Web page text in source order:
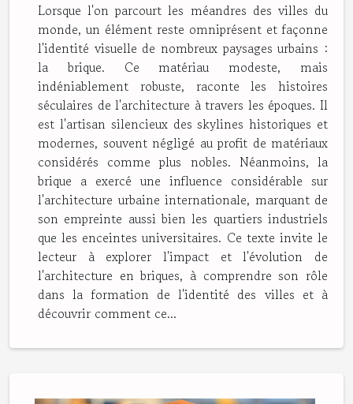
Lorsque l'on parcourt les méandres des villes du
monde, un élément reste omniprésent et façonne
l'identité visuelle de nombreux paysages urbains :
la brique. Ce matériau modeste, mais
indéniablement robuste, raconte les histoires
séculaires de l'architecture à travers les époques. Il
est l'artisan silencieux des skylines historiques et
modernes, souvent négligé au profit de matériaux
considérés comme plus nobles. Néanmoins, la
brique a exercé une influence considérable sur
l'architecture urbaine internationale, marquant de
son empreinte aussi bien les quartiers industriels
que les enceintes universitaires. Ce texte invite le
lecteur à explorer l'impact et l'évolution de
l'architecture en briques, à comprendre son rôle
dans la formation de l'identité des villes et à
découvrir comment ce...